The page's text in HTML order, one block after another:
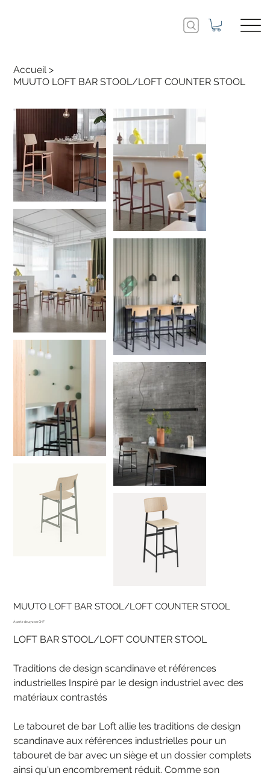
Accueil >
MUUTO LOFT BAR STOOL/LOFT COUNTER STOOL
MUUTO LOFT BAR STOOL/LOFT COUNTER STOOL
Prix 472.00 CHF
LOFT BAR STOOL/LOFT COUNTER STOOL
Traditions de design scandinave et références
industrielles Inspiré par le design industriel avec des
matériaux contrastés
Le tabouret de bar Loft allie les traditions de design
scandinave aux références industrielles pour un
tabouret de bar avec un siège et un dossier complets
ainsi qu'un encombrement réduit. Comme son